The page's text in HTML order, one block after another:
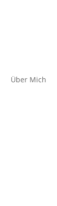
Über Mich